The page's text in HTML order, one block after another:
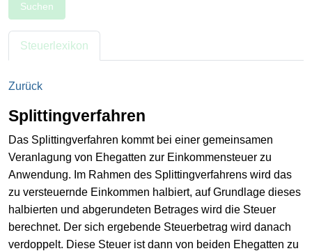
Suchen
Steuerlexikon
Zurück
Splittingverfahren
Das Splittingverfahren kommt bei einer gemeinsamen
Veranlagung von Ehegatten zur Einkommensteuer zu
Anwendung. Im Rahmen des Splittingverfahrens wird das
zu versteuernde Einkommen halbiert, auf Grundlage dieses
halbierten und abgerundeten Betrages wird die Steuer
berechnet. Der sich ergebende Steuerbetrag wird danach
verdoppelt. Diese Steuer ist dann von beiden Ehegatten zu